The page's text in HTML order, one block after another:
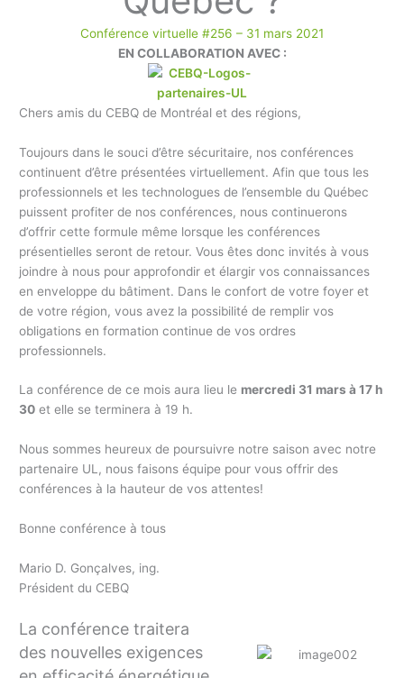
Conférence virtuelle #256 – 31 mars 2021
EN COLLABORATION AVEC :
Chers amis du CEBQ de Montréal et des régions,
Toujours dans le souci d’être sécuritaire, nos conférences
continuent d’être présentées virtuellement. Afin que tous les
professionnels et les technologues de l’ensemble du Québec
puissent profiter de nos conférences, nous continuerons
d’offrir cette formule même lorsque les conférences
présentielles seront de retour. Vous êtes donc invités à vous
joindre à nous pour approfondir et élargir vos connaissances
en enveloppe du bâtiment. Dans le confort de votre foyer et
de votre région, vous avez la possibilité de remplir vos
obligations en formation continue de vos ordres
professionnels.
La conférence de ce mois aura lieu le mercredi 31 mars à 17 h
30 et elle se terminera à 19 h.
Nous sommes heureux de poursuivre notre saison avec notre
partenaire UL, nous faisons équipe pour vous offrir des
conférences à la hauteur de vos attentes!
Bonne conférence à tous
Mario D. Gonçalves, ing.
Président du CEBQ
La conférence traitera
des nouvelles exigences